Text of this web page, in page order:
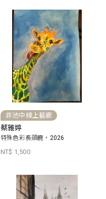
非池中線上藝廊
蔡雅婷
特殊色彩長頸鹿，2026
NT$ 1,500